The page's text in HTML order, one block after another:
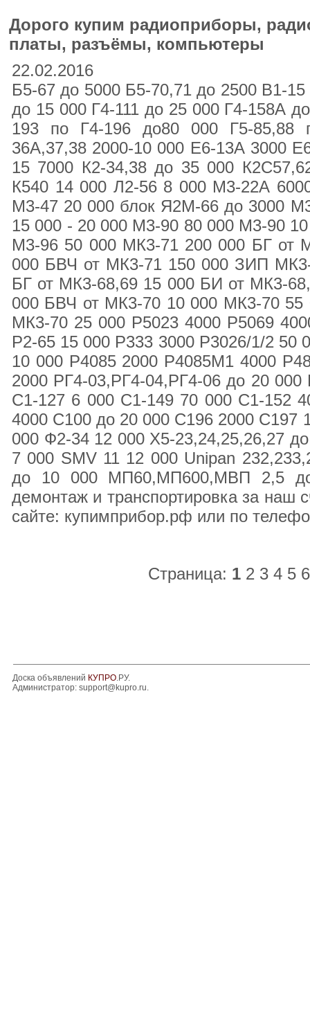
Дорого купим радиоприборы,
платы, разъёмы, компьютеры
22.02.2016
Б5-67 до 5000 Б5-70,71 до 2500 В1-
до 15 000 Г4-111 до 25 000 Г4-158А
193 по Г4-196 до80 000 Г5-85,88
36А,37,38 2000-10 000 Е6-13А 3000
15 7000 К2-34,38 до 35 000
К540 14 000 Л2-56 8 000 М3-22А
М3-47 20 000 блок Я2М-66 до 3000
15 000 - 20 000 М3-90 80 000 М3-90
М3-96 50 000 МК3-71 200 000 БГ от
000 БВЧ от МК3-71 150 000 ЗИП
БГ от МК3-68,69 15 000 БИ от МК3-
000 БВЧ от МК3-70 10 000 МК3-70
МК3-70 25 000 Р5023 4000 Р5069
Р2-65 15 000 Р333 3000 Р3026/1/2 50
10 000 Р4085 2000 Р4085М1 4000
2000 РГ4-03,РГ4-04,РГ4-06 до 20
С1-127 6 000 С1-149 70 000 С1-152
4000 С100 до 20 000 С196 2000
000 Ф2-34 12 000 Х5-23,24,25,26,27
7 000 SMV 11 12 000 Unipan
до 10 000 МП60,МП600,МВП 2,5
демонтаж и транспортировка за наш
сайте: купимприбор.рф или по
Страница: 1 2 3 4 5 6
Доска объявлений КУПРО.РУ.
Администратор: support@kupro.ru.